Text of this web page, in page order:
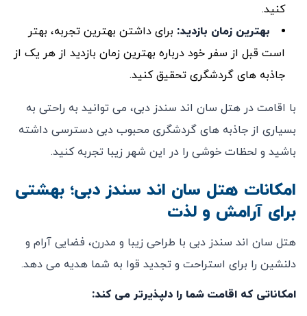
کنید.
بهترین زمان بازدید: برای داشتن بهترین تجربه، بهتر
است قبل از سفر خود درباره بهترین زمان بازدید از هر یک از
جاذبه‌ های گردشگری تحقیق کنید.
با اقامت در هتل سان اند سندز دبی، می ‌توانید به راحتی به
بسیاری از جاذبه ‌های گردشگری محبوب دبی دسترسی داشته
باشید و لحظات خوشی را در این شهر زیبا تجربه کنید.
امکانات هتل سان اند سندز دبی؛ بهشتی
برای آرامش و لذت
هتل سان اند سندز دبی با طراحی زیبا و مدرن، فضایی آرام و
دلنشین را برای استراحت و تجدید قوا به شما هدیه می ‌دهد.
امکاناتی که اقامت شما را دلپذیرتر می‌ کند: